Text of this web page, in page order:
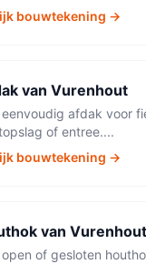
bouwtekening →
van Vurenhout
eenvoudig afdak voor
of entree....
bouwtekening →
van Vurenhout
open of gesloten